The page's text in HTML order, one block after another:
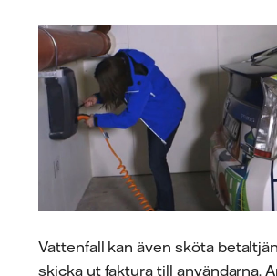
Vattenfall kan även sköta
skicka ut faktura till användarna.